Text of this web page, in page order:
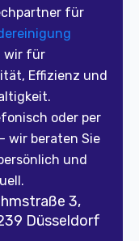
für
wir für
Effizienz und
oder per
wir beraten Sie
und
3,
Düsseldorf